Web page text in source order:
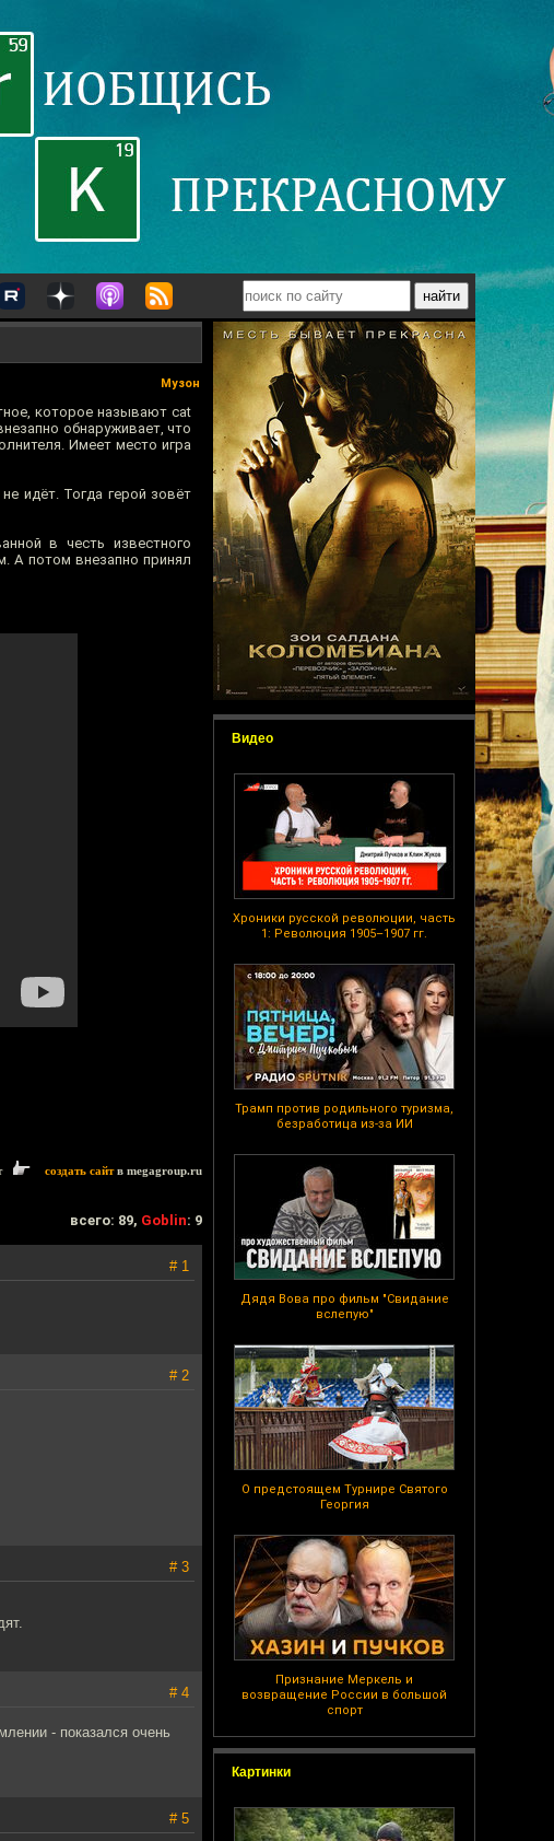
Видео
Хроники русской революции, часть
1: Революция 1905–1907 гг.
Трамп против родильного туризма,
безработица из-за ИИ
Дядя Вова про фильм "Свидание
вслепую"
О предстоящем Турнире Святого
Георгия
Признание Меркель и
возвращение России в большой
спорт
Картинки
Музон
которое называют cat
обнаруживает, что
Имеет место игра
идёт. Тогда герой зовёт
в честь известного
А потом внезапно принял
создать сайтв megagroup.ru
всего: 89, Goblin: 9
# 1
# 2
# 3
# 4
- показался очень
# 5